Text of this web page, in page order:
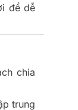
để dễ
chia
trung